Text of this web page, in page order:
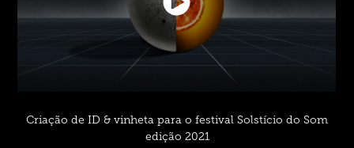
Criação de ID & vinheta para o festival Solstício do Som
edição 2021